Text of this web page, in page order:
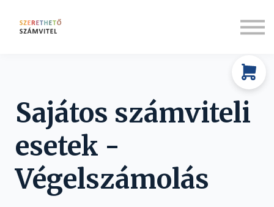
Társadalmi felelősségvállalás
Sajátos számviteli
esetek -
Végelszámolás